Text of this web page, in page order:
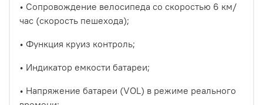
• Сопровождение велосипеда со скоростью 6 км/
час (скорость пешехода);
• Функция круиз контроль;
• Индикатор емкости батареи;
• Напряжение батареи (VOL) в режиме реального